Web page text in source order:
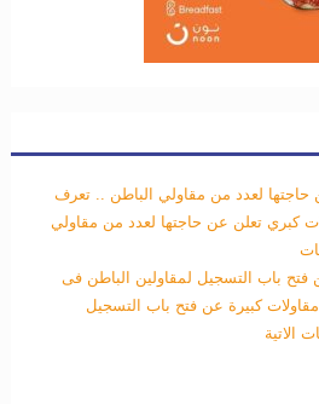
لعدد من مقاولي الباطن .. تعرف
كبري تعلن عن حاجتها لعدد من مقاولي
باب التسجيل لمقاولين الباطن فى
كبيرة عن فتح باب التسجيل
الاتية